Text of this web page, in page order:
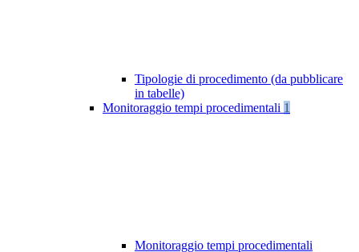
Tipologie di procedimento (da pubblicare
in tabelle)
Monitoraggio tempi procedimentali 1
Monitoraggio tempi procedimentali